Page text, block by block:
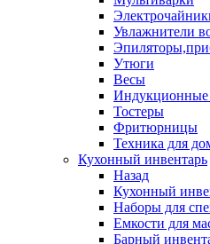
Увлажнители
Утюги
Весы
Индукционные
Тостеры
Фритюрницы
Техника для
Кухонный инвентарь
Назад
Кухонный
Наборы для
Емкости для
Барный